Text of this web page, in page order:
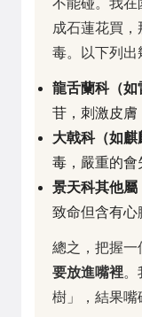
不能碰。我在
成石蓮花買
毒。以下列出
龍舌蘭科（如
苷，刺激皮膚
大戟科（如麒
毒，嚴重的會
景天科其他屬
致命但含有心
總之，把握
要放進嘴裡。
樹」，結果嘴